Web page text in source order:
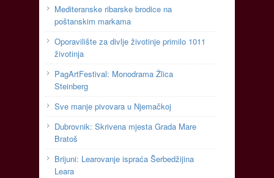
Mediteranske ribarske brodice na
poštanskim markama
Oporavilište za divlje životinje primilo 1011
životinja
PagArtFestival: Monodrama Žlica
Steinberg
Sve manje pivovara u Njemačkoj
Dubrovnik: Skrivena mjesta Grada Mare
Bratoš
Brijuni: Learovanje ispraća Šerbedžijina
Leara